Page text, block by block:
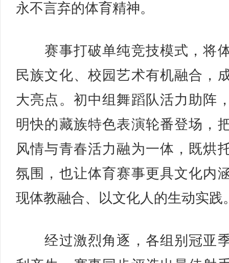
永不言弃的体育精神。
赛事打破单纯竞技模式，将
民族文化、校园艺术有机融合，
大亮点。初中组舞蹈队活力助阵
明快的藏族特色表演轮番登场，
风情与青春活力融为一体，既烘
氛围，也让体育赛事更具文化内
现体教融合、以文化人的生动实践
经过激烈角逐，各组别冠亚